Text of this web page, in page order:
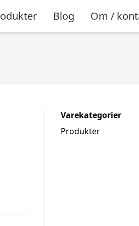
Blog Om /
Varekategorier
Produkter